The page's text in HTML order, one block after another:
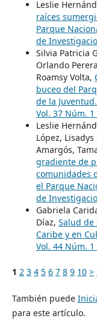
Leslie
raíces
Parque
de
Silvia Patricia
Orlando
Roamsy Volta,
buceo del
de la Juventud.
Vol. 37 Núm. 1
Leslie
López,
Amargós,
gradiente de
comunidades
el Parque
de
Gabriela
Díaz, Salud de
Caribe y en
Vol. 44 Núm. 1
1 2 3 4 5 6 7 8 9 10 >
También puede
para este artículo.